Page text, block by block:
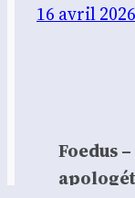
16 avril 2026
Foedus